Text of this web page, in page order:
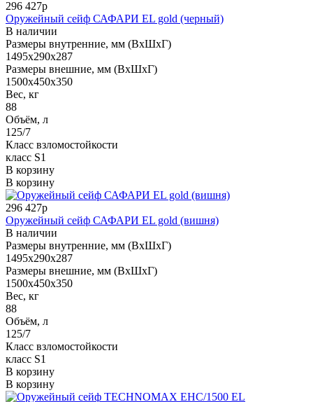
296 427р
Оружейный сейф САФАРИ EL gold (черный)
В наличии
Размеры внутренние, мм (ВхШхГ)
1495x290x287
Размеры внешние, мм (ВхШхГ)
1500x450x350
Вес, кг
88
Объём, л
125/7
Класс взломостойкости
класс S1
В корзину
В корзину
296 427р
Оружейный сейф САФАРИ EL gold (вишня)
В наличии
Размеры внутренние, мм (ВхШхГ)
1495x290x287
Размеры внешние, мм (ВхШхГ)
1500x450x350
Вес, кг
88
Объём, л
125/7
Класс взломостойкости
класс S1
В корзину
В корзину